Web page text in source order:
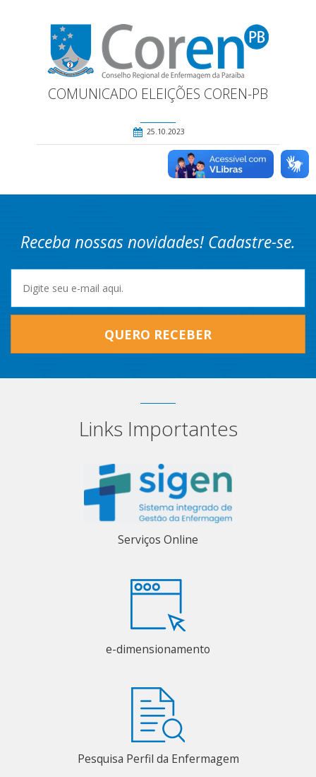
COMUNICADO ELEIÇÕES COREN-PB
25.10.2023
Receba nossas novidades! Cadastre-se.
QUERO RECEBER
Links Importantes
Serviços Online
e-dimensionamento
Pesquisa Perfil da Enfermagem